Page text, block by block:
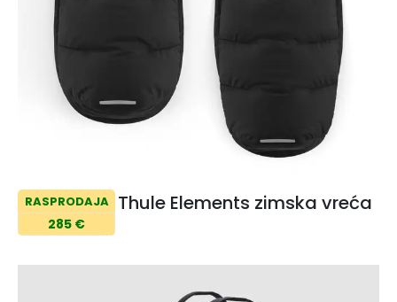
RASPRODAJA
285 €
Thule Elements zimska vreća